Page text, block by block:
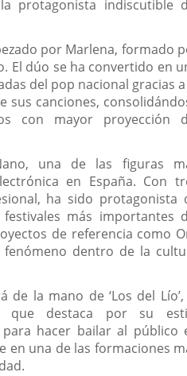
protagonista indiscutible
por Marlena, formado
El dúo se ha convertido en
del pop nacional gracias
sus canciones,
con mayor proyección
una de las figuras
en España. Con
ha sido protagonista
más importantes
de referencia como
dentro de la
de la mano de ‘Los del
que destaca por su
hacer bailar al público
en una de las formaciones